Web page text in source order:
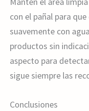
con el pañal para
suavemente con
productos sin
aspecto para
sigue siempre las
Conclusiones